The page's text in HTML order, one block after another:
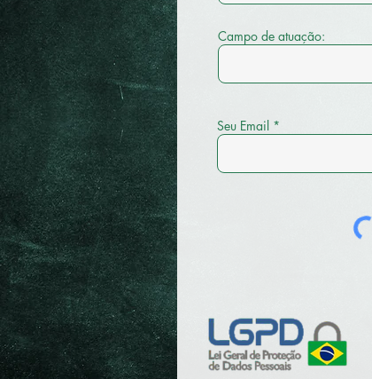
Campo de atuação:
Seu Email